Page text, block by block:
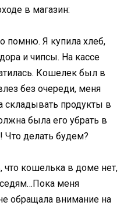
в магазин:
помню. Я купила хлеб,
и чипсы. На кассе
Кошелек был в
без очереди, меня
складывать продукты в
была его убрать в
делать будем?
что кошелька в доме нет,
меня
обращала внимание на